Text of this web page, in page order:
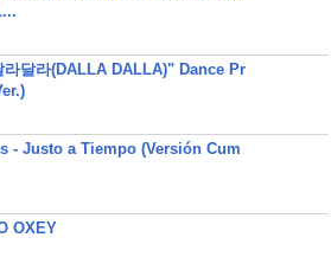
라달라(DALLA DALLA)" Dance Pr
- Justo a Tiempo (Versión Cum
OXEY